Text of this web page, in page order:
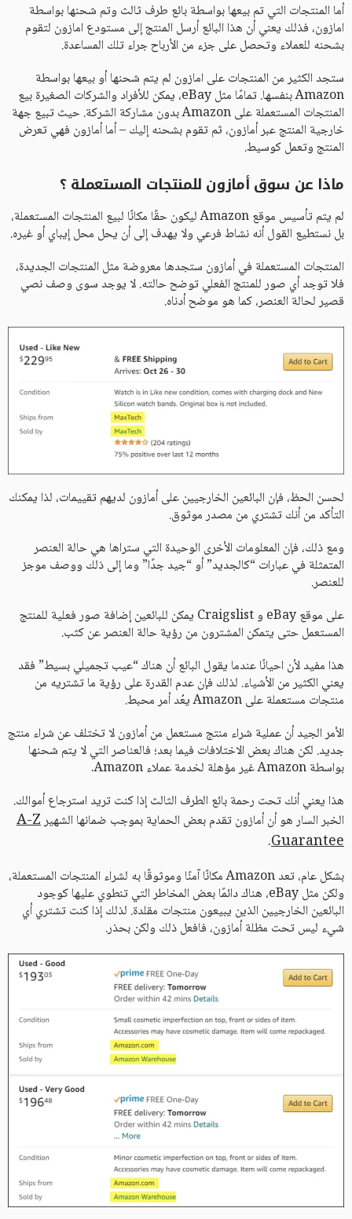
أما المنتجات التي تم بيعها بواسطة بائع طرف ثالث وتم شحنها بواسطة
امازون، فذلك يعني أن هذا البائع أرسل المنتج إلى مستودع امازون لتقوم
بشحنه للعملاء وتحصل على جزء من الأرباح جراء تلك المساعدة.
ستجد الكثير من المنتجات على امازون لم يتم شحنها أو بيعها بواسطة
Amazon بنفسها. تمامًا مثل eBay، يمكن للأفراد والشركات الصغيرة بيع
المنتجات المستعملة على Amazon بدون مشاركة الشركة. حيث تبيع جهة
خارجية المنتج عبر أمازون، ثم تقوم بشحنه إليك – أما أمازون فهي تعرض
المنتج وتعمل كوسيط.
ماذا عن سوق أمازون للمنتجات المستعملة ؟
لم يتم تأسيس موقع Amazon ليكون حقًا مكانًا لبيع المنتجات المستعملة،
بل نستطيع القول أنه نشاط فرعي ولا يهدف إلى أن يحل محل إيباي أو غيره.
المنتجات المستعملة في أمازون ستجدها معروضة مثل المنتجات الجديدة،
فلا توجد أي صور للمنتج الفعلي توضح حالته. لا يوجد سوى وصف نصي
قصير لحالة العنصر، كما هو موضح أدناه.
لحسن الحظ، فإن البائعين الخارجيين على أمازون لديهم تقييمات، لذا يمكنك
التأكد من أنك تشتري من مصدر موثوق.
ومع ذلك، فإن المعلومات الأخرى الوحيدة التي ستراها هي حالة العنصر
المتمثلة في عبارات “كالجديد” أو “جيد جدًا” وما إلى ذلك ووصف موجز
للعنصر.
على موقع eBay و Craigslist يمكن للبائعين إضافة صور فعلية للمنتج
المستعمل حتى يتمكن المشترون من رؤية حالة العنصر عن كثب.
هذا مفيد لأن احيانًا عندما يقول البائع أن هناك “عيب تجميلي بسيط” فقد
يعني الكثير من الأشياء. لذلك فإن عدم القدرة على رؤية ما تشتريه من
منتجات مستعملة على Amazon يعُد أمر محبط.
الأمر الجيد أن عملية شراء منتج مستعمل من أمازون لا تختلف عن شراء منتج
جديد. لكن هناك بعض الاختلافات فيما بعد؛ فالعناصر التي لا يتم شحنها
بواسطة Amazon غير مؤهلة لخدمة عملاء Amazon.
هذا يعني أنك تحت رحمة بائع الطرف الثالث إذا كنت تريد استرجاع أموالك.
الخبر السار هو أن أمازون تقدم بعض الحماية بموجب ضمانها الشهيرA-Z
Guarantee
.
بشكل عام، تعد Amazon مكانًا آمنًا وموثوقًا به لشراء المنتجات المستعملة،
ولكن مثل eBay، هناك دائمًا بعض المخاطر التي تنطوي عليها كوجود
البائعين الخارجيين الذين يبيعون منتجات مقلدة. لذلك إذا كنت تشتري أي
شيء ليس تحت مظلة أمازون، فافعل ذلك ولكن بحذر.